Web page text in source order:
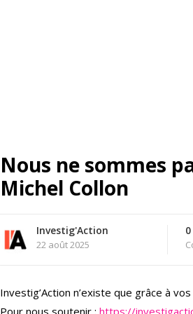
Nous ne sommes
Michel Collon
Investig'Action
22 août 2025
0
Investig’Action n’existe que grâce à
Pour nous soutenir : https://